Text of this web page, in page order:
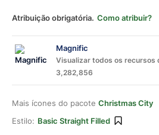
Atribuição obrigatória. Como atribuir?
Magnific
Visualizar todos os recursos
3,282,856
Mais ícones do pacote Christmas City
Estilo: Basic Straight Filled